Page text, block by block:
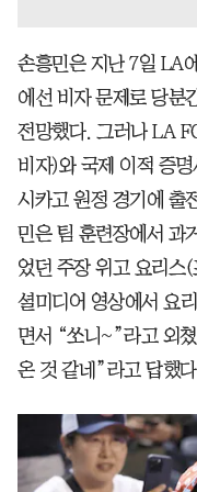
손흥민은 지난 7일 LA
에선 비자 문제로 당분
전망했다. 그러나 LA
비자)와 국제 이적 증
시카고 원정 경기에 출
민은 팀 훈련장에서 과
었던 주장 위고 요리스
셜미디어 영상에서 요
면서 “쏘니~”라고 외
온 것 같네”라고 답했